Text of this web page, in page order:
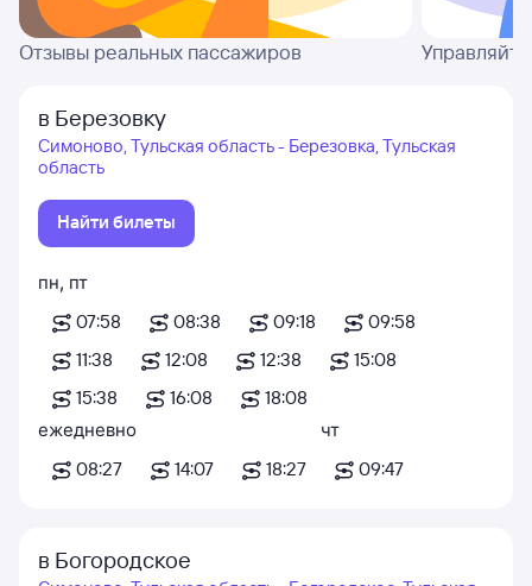
Отзывы реальных пассажиров
в Березовку
Симоново, Тульская область - Березовка, Тульская
область
Найти билеты
пн, пт
07:58
08:38 09:18
09:58
11:38
12:08 12:38
15:08
15:38
16:08
18:08
ежедневно
08:27
14:07 18:27
чт
09:47
в Богородское